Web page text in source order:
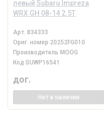
левый Subaru Impreza
WRX GH 08-14 2.5T
Арт. 834333
Ориг. номер 20252FG010
Производитель MOOG
КодSUWP16541
дог.
Нет в наличии